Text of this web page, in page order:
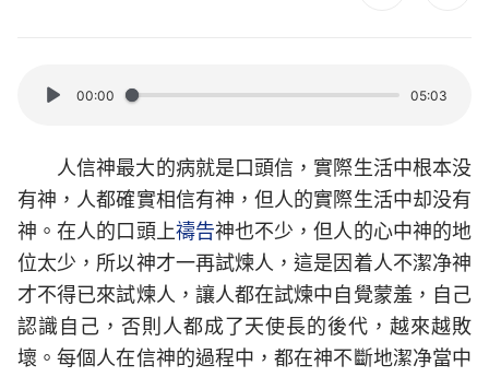
00:00 05:03
人信神最大的病就是口頭信，實際生活中根本没
有神，人都確實相信有神，但人的實際生活中却没有
神。在人的口頭上禱告神也不少，但人的心中神的地
位太少，所以神才一再試煉人，這是因着人不潔净神
才不得已來試煉人，讓人都在試煉中自覺蒙羞，自己
認識自己，否則人都成了天使長的後代，越來越敗
壞。每個人在信神的過程中，都在神不斷地潔净當中